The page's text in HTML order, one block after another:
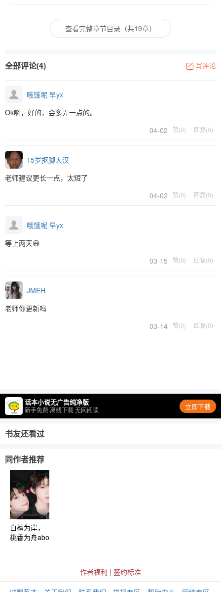
查看完整章节目录（共19章）
全部评论(4) 写评论
哦饿呢 早yx
Ok啊，好的，会多弄一点的。
04-02
赞(0) 回复(0)
15岁抠脚大汉
老师建议更长一点，太短了
04-02
赞(0) 回复(0)
哦饿呢 早yx
等上两天😃
03-15
赞(0) 回复(0)
JMEH
老师你更新吗
03-14
赞(0) 回复(0)
话本小说无广告纯净版
新手免费 离线下载 无网阅读 立即下载
书友还看过
同作者推荐
白檀为岸，
桃香为舟abo
作者福利 | 签约标准